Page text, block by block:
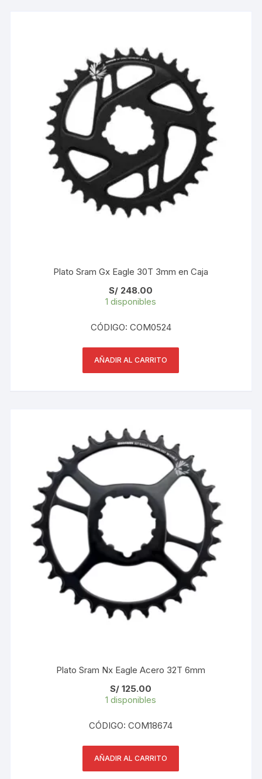
Plato Sram Gx Eagle 30T 3mm en Caja
S/ 248.00
1 disponibles
CÓDIGO: COM0524
AÑADIR AL CARRITO
Plato Sram Nx Eagle Acero 32T 6mm
S/ 125.00
1 disponibles
CÓDIGO: COM18674
AÑADIR AL CARRITO